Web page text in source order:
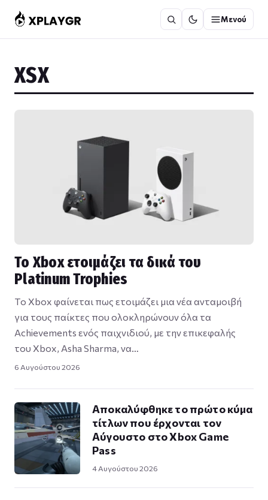
στο
περιεχόμενο
Μενού
XSX
Το Xbox ετοιμάζει τα δικά του
Platinum Trophies
Το Xbox φαίνεται πως ετοιμάζει μια νέα ανταμοιβή
για τους παίκτες που ολοκληρώνουν όλα τα
Achievements ενός παιχνιδιού, με την επικεφαλής
του Xbox, Asha Sharma, να…
6 Αυγούστου 2026
Αποκαλύφθηκε το πρώτο κύμα
τίτλων που έρχονται τον
Αύγουστο στο Xbox Game
Pass
4 Αυγούστου 2026